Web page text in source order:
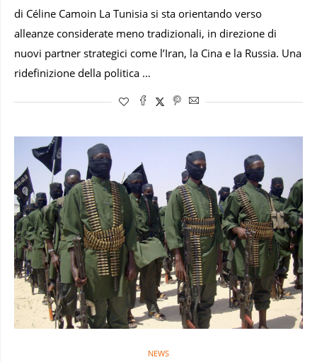
di Céline Camoin La Tunisia si sta orientando verso
alleanze considerate meno tradizionali, in direzione di
nuovi partner strategici come l’Iran, la Cina e la Russia. Una
ridefinizione della politica …
NEWS